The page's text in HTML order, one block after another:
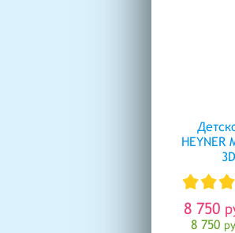
HEYNER
8 750
8 750